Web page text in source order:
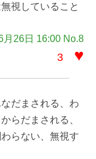
視していること
月26日 16:00 No.8
3 ♥
だまされる、わ
らだまされる、
らない、無視す